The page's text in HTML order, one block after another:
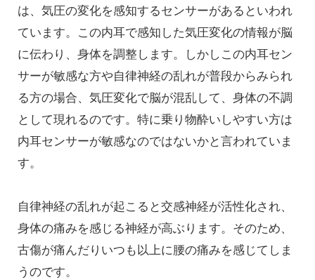
は、気圧の変化を感知するセンサーがあるといわれ
ています。この内耳で感知した気圧変化の情報が脳
に伝わり、身体を調整します。しかしこの内耳セン
サーが敏感な方や自律神経の乱れが普段からみられ
る方の場合、気圧変化で脳が混乱して、身体の不調
として現れるのです。特に乗り物酔いしやすい方は
内耳センサーが敏感なのではないかと言われていま
す。
自律神経の乱れが起こると交感神経が活性化され、
身体の痛みを感じる神経が高ぶります。そのため、
古傷が痛んだりいつも以上に腰の痛みを感じてしま
うのです。